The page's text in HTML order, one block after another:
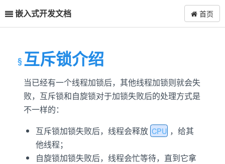
嵌入式开发文档 首页
互斥锁介绍
当已经有一个线程加锁后，其他线程加锁则就会失
败，互斥锁和自旋锁对于加锁失败后的处理方式是
不一样的：
互斥锁加锁失败后，线程会释放CPU ，给其
他线程；
自旋锁加锁失败后，线程会忙等待，直到它拿